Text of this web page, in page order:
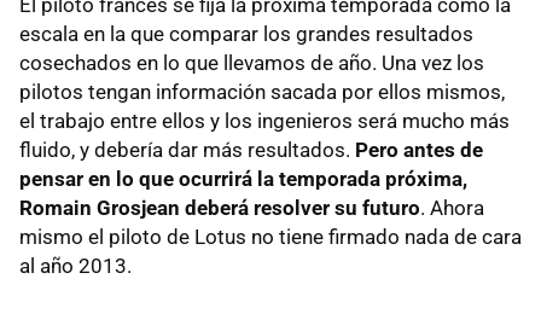
escala en la que comparar los grandes resultados
cosechados en lo que llevamos de año. Una vez los
pilotos tengan información sacada por ellos mismos,
el trabajo entre ellos y los ingenieros será mucho más
fluido, y debería dar más resultados. Pero antes de
pensar en lo que ocurrirá la temporada próxima,
Romain Grosjean deberá resolver su futuro. Ahora
mismo el piloto de Lotus no tiene firmado nada de cara
al año 2013.